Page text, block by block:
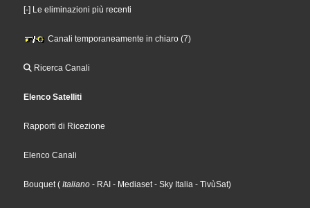
[-] Le eliminazioni più recenti
Canali temporaneamente in chiaro (7)
Ricerca Canali
Elenco Satelliti
Rapporti di Ricezione
Elenco Canali
Bouquet( Italiano - RAI - Mediaset- Sky Italia - TivùSat)